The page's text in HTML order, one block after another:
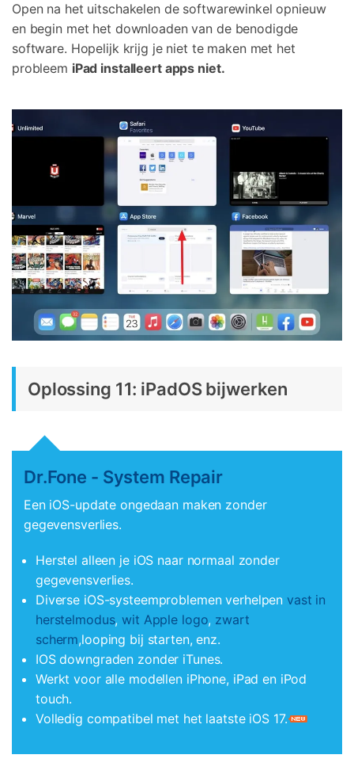
Open na het uitschakelen de softwarewinkel opnieuw
en begin met het downloaden van de benodigde
software. Hopelijk krijg je niet te maken met het
probleem iPad installeert apps niet.
Oplossing 11: iPadOS bijwerken
Dr.Fone - System Repair
Een iOS-update ongedaan maken zonder
gegevensverlies.
Herstel alleen je iOS naar normaal zonder
gegevensverlies.
Diverse iOS-systeemproblemen verhelpen vast in
herstelmodus, wit Apple logo, zwart
scherm,looping bij starten, enz.
IOS downgraden zonder iTunes.
Werkt voor alle modellen iPhone, iPad en iPod
touch.
Volledig compatibel met het laatste iOS 17.